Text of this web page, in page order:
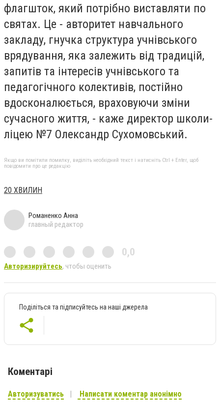
флагшток, який потрібно виставляти по
святах. Це - авторитет навчального
закладу, гнучка структура учнівського
врядування, яка залежить від традицій,
запитів та інтересів учнівського та
педагогічного колективів, постійно
вдосконалюється, враховуючи зміни
сучасного життя, - каже директор школи-
ліцею №7 Олександр Сухомовський.
Якщо ви помітили помилку, виділіть необхідний текст і натисніть Ctrl + Enter, щоб
повідомити про це редакцію
20 ХВИЛИН
Романенко Анна
главный редактор
0,0
Авторизируйтесь, чтобы оценить
Поділіться та підписуйтесь на наші джерела
Коментарі
Авторизуватись Написати коментар анонімно